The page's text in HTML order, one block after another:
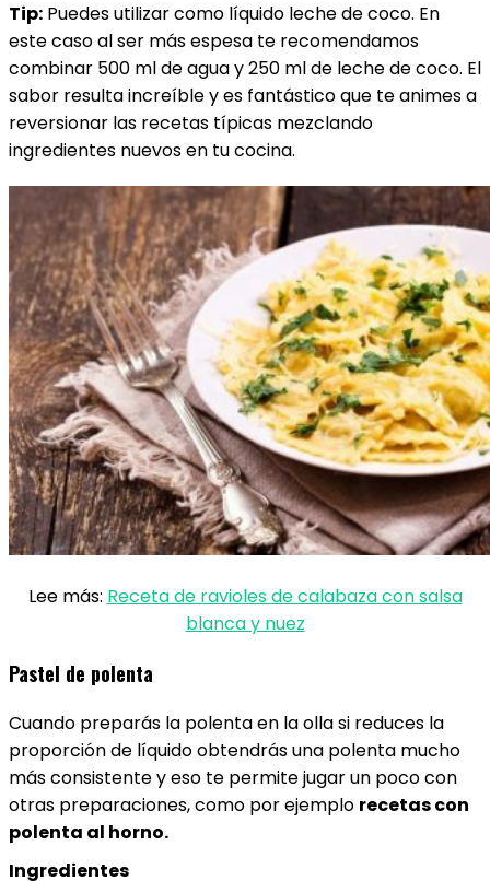
Tip: Puedes utilizar como líquido leche de coco. En
este caso al ser más espesa te recomendamos
combinar 500 ml de agua y 250 ml de leche de coco. El
sabor resulta increíble y es fantástico que te animes a
reversionar las recetas típicas mezclando
ingredientes nuevos en tu cocina.
Lee más: Receta de ravioles de calabaza con salsa
blanca y nuez
Pastel de polenta
Cuando preparás la polenta en la olla si reduces la
proporción de líquido obtendrás una polenta mucho
más consistente y eso te permite jugar un poco con
otras preparaciones, como por ejemplo recetas con
polenta al horno.
Ingredientes